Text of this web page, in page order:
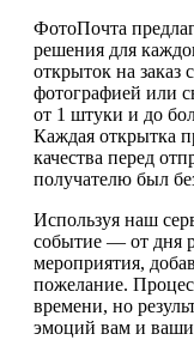
ФотоПочта
решения для
открыток на заказ
фотографией или
от 1 штуки и до
Каждая открытка
качества перед
получателю был
Используя наш
событие — от дня
мероприятия,
пожелание.
времени, но
эмоций вам и